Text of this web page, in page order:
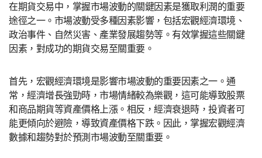
在期貨交易中，掌握市場波動的關鍵因素是獲取利潤的重要
途徑之一。市場波動受多種因素影響，包括宏觀經濟環境、
政治事件、自然災害、產業發展趨勢等。有效掌握這些關鍵
因素，對成功的期貨交易至關重要。
首先，宏觀經濟環境是影響市場波動的重要因素之一。通
常，經濟增長強勁時，市場情緒較為樂觀，這可能導致股票
和商品期貨等資產價格上漲。相反，經濟衰退時，投資者可
能更傾向於避險，導致資產價格下跌。因此，掌握宏觀經濟
數據和趨勢對於預測市場波動至關重要。